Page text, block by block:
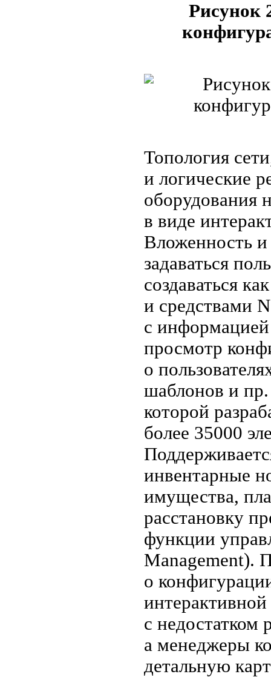
Рисунок
Топология
и логические
оборудования
в виде
Вложенность и
задаваться
создаваться
и средствами
с
просмотр
о
шаблонов и пр.
которой
более 35000
инвентарные
имущества,
расстановку
функции
Management).
о
с
а менеджеры
детальную